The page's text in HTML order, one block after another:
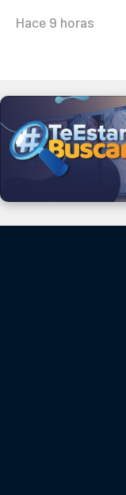
Hace 9 horas